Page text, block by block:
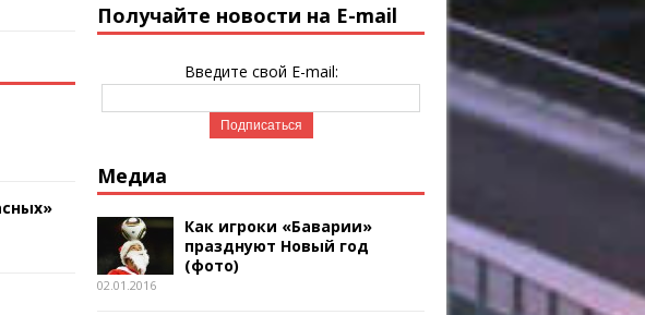
Получайте новости на E-mail
Введите свой E-mail:
Медиа
Как игроки «Баварии»
празднуют Новый год
(фото)
02.01.2016